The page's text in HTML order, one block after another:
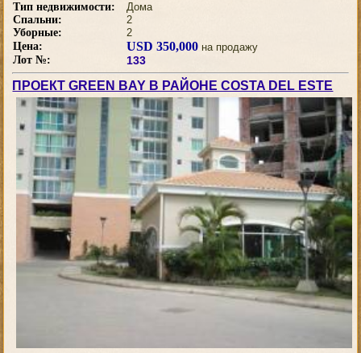
Тип недвижимости:
Дома
Спальни:
2
Уборные:
2
Цена:
USD 350,000 на продажу
Лот №:
133
ПРОЕКТ GREEN BAY В РАЙОНЕ COSTA DEL ESTE